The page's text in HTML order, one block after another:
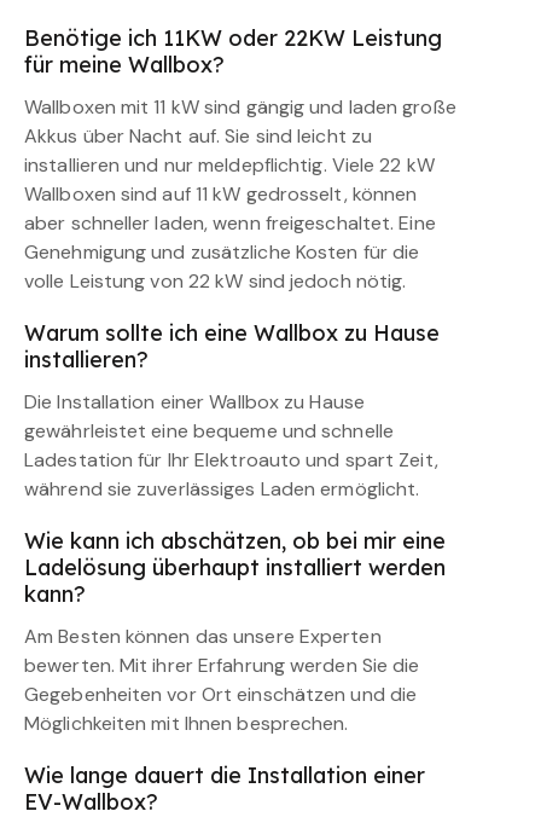
Benötige ich 11KW oder 22KW Leistung
für meine Wallbox?
Wallboxen mit 11 kW sind gängig und laden große
Akkus über Nacht auf. Sie sind leicht zu
installieren und nur meldepflichtig. Viele 22 kW
Wallboxen sind auf 11 kW gedrosselt, können
aber schneller laden, wenn freigeschaltet. Eine
Genehmigung und zusätzliche Kosten für die
volle Leistung von 22 kW sind jedoch nötig.
Warum sollte ich eine Wallbox zu Hause
installieren?
Die Installation einer Wallbox zu Hause
gewährleistet eine bequeme und schnelle
Ladestation für Ihr Elektroauto und spart Zeit,
während sie zuverlässiges Laden ermöglicht.
Wie kann ich abschätzen, ob bei mir eine
Ladelösung überhaupt installiert werden
kann?
Am Besten können das unsere Experten
bewerten. Mit ihrer Erfahrung werden Sie die
Gegebenheiten vor Ort einschätzen und die
Möglichkeiten mit Ihnen besprechen.
Wie lange dauert die Installation einer
EV-Wallbox?